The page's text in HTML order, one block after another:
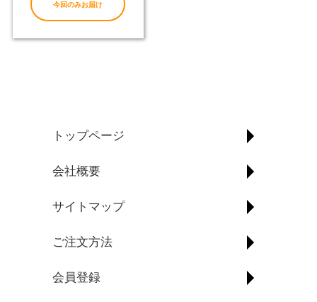
今回のみお届け
トップページ
会社概要
サイトマップ
ご注文方法
会員登録